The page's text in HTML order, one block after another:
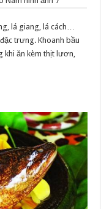
lá giang, lá cách…
trưng. Khoanh bầu
khi ăn kèm thịt lươn,